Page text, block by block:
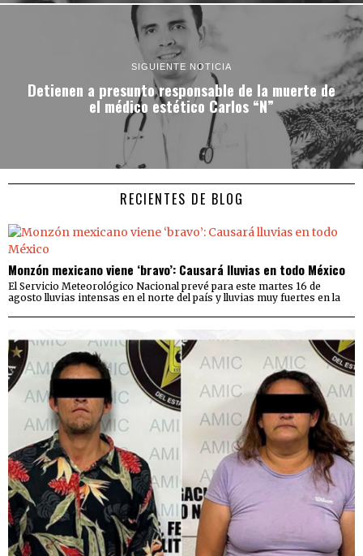
SIGUIENTE NOTICIA
Detienen a presunto responsable de la muerte de
el médico estético Carlos “N”
RECIENTES DE BLOG
Monzón mexicano viene ‘bravo’: Causará lluvias en todo México
El Servicio Meteorológico Nacional prevé para este martes 16 de
agosto lluvias intensas en el norte del país y lluvias muy fuertes en la